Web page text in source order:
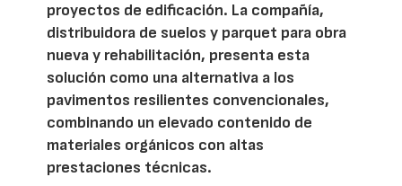
proyectos de edificación. La compañía,
distribuidora de suelos y parquet para obra
nueva y rehabilitación, presenta esta
solución como una alternativa a los
pavimentos resilientes convencionales,
combinando un elevado contenido de
materiales orgánicos con altas
prestaciones técnicas.